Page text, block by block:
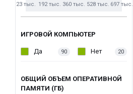
23 тыс. 192 тыс. 360 тыс. 528 тыс. 697 тыс.
ИГРОВОЙ КОМПЬЮТЕР
Да 90 Нет 20
ОБЩИЙ ОБЪЕМ ОПЕРАТИВНОЙ
ПАМЯТИ (ГБ)